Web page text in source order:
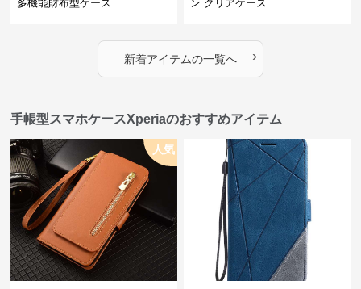
多機能財布型ケース ン クリアケース
新着アイテムの一覧へ ›
手帳型スマホケースXperiaのおすすめアイテム
人気